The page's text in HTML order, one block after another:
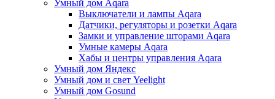
Умный дом Aqara
Выключатели и лампы Aqara
Датчики, регуляторы и розетки Aqara
Замки и управление шторами Aqara
Умные камеры Aqara
Хабы и центры управления Aqara
Умный дом Яндекс
Умный дом и свет Yeelight
Умный дом Gosund